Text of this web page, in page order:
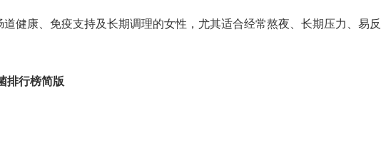
健康、免疫支持及长期调理的女性，尤其适合经常熬夜、长期压力、易反
排行榜简版